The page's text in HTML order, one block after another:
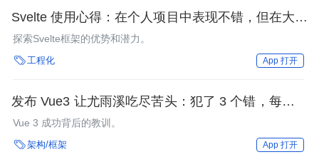
Svelte 使用心得：在个人项目中表现不错，但在大型
企业项目中仍有待观察
探索Svelte框架的优势和潜力。
工程化 App 打开
发布 Vue3 让尤雨溪吃尽苦头：犯了 3 个错，每一个
都需开发者警惕
Vue 3 成功背后的教训。
架构/框架 App 打开